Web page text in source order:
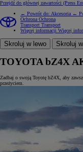
Przejdź do głównej zawartości (Press
← Powrót do: Akcesoria ←
Ochrona Ochrona
Transport Transport
Więcej informacji Więcej
Skroluj w lewo Skroluj
TOYOTA bZ4X
Zadbaj o swoją Toyotę bZ4X, aby
przeżyciem.